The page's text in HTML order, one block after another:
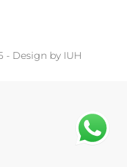
- Design by IUH